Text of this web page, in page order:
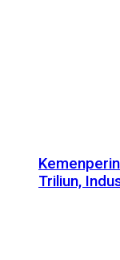
Triliun,